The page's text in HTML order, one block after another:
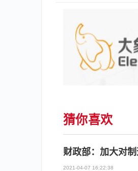
猜你喜欢
财政部：加大对
2021-04-07 16:22:38